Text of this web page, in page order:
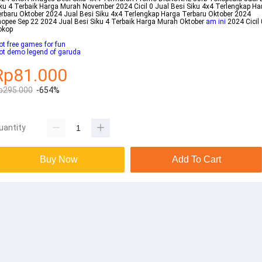
4 Terbaik Harga Murah November 2024 Cicil 0 Jual Besi Siku 4x4 Terlengkap
Oktober 2024 Jual Besi Siku 4x4 Terlengkap Harga Terbaru Oktober 2024
Sep 22 2024 Jual Besi Siku 4 Terbaik Harga Murah Oktober am ini 2024 Cicil
free games for fun
demo legend of garuda
-654%
Buy Now Add To Cart